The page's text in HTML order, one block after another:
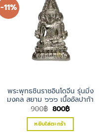
-11%
พระพุทธชินราชอินโดจีน รุ่นมิ่ง
มงคล สยาม ๖๖๖ เนื้ออัลปาก้า
900฿ Original
price
was:
900฿.
800฿Current
price
is:
800฿.
หยิบใส่ตะกร้า